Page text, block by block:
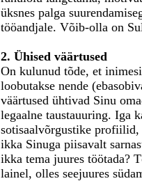
üksnes palga
tööandjale. Võib-olla on
2. Ühised väärtused
On kulunud tõde, et
loobutakse nende
väärtused ühtivad Sinu
legaalne taustauuring. Iga
sotisaalvõrgustike
ikka Sinuga piisavalt
ikka tema juures töötada?
lainel, olles seejuures